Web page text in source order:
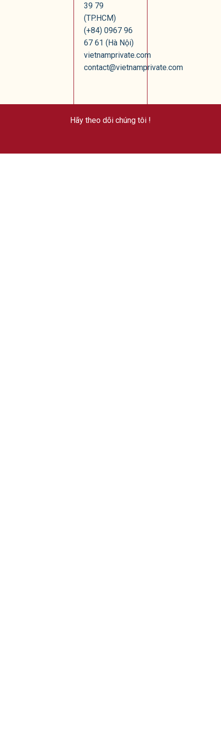
39 79
(TP.HCM)
(+84) 0967 96
67 61 (Hà Nội)
vietnamprivate.com
contact@vietnamprivate.com
Hãy theo dõi chúng tôi !